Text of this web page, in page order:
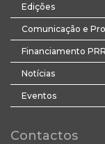
Edições
Comunicação e
Financiamento PRR
Notícias
Eventos
Contactos